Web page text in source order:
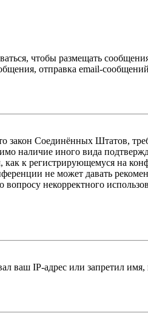
чтобы размещать
отправка email-
закон Соединённых Штатов,
наличие иного вида
к регистрирующемуся на
не может давать
некорректного
ваш IP-адрес или запретил